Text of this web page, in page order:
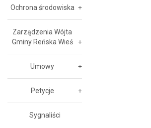
Ochrona środowiska
Zarządzenia Wójta
Gminy Reńska Wieś
Umowy
Petycje
Sygnaliści